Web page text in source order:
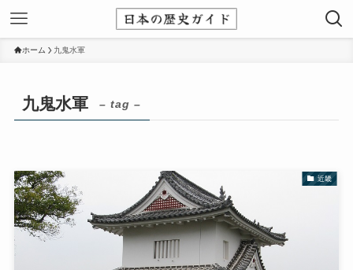
ホーム 九鬼水軍
九鬼水軍 – tag –
近畿